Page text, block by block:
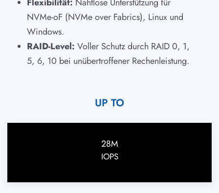
NVMe-oF (NVMe over Fabrics), Linux und
Windows.
RAID-Level: Voller Schutz durch RAID 0, 1,
5, 6, 10 bei unübertroffener Rechenleistung.
UP TO
28M
IOPS